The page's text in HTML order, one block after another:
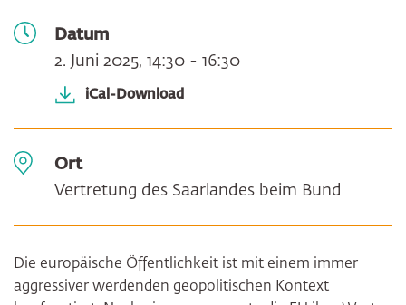
Datum
2. Juni 2025, 14:30 - 16:30
iCal-Download
Ort
Vertretung des Saarlandes beim Bund
Die europäische Öffentlichkeit ist mit einem immer
aggressiver werdenden geopolitischen Kontext